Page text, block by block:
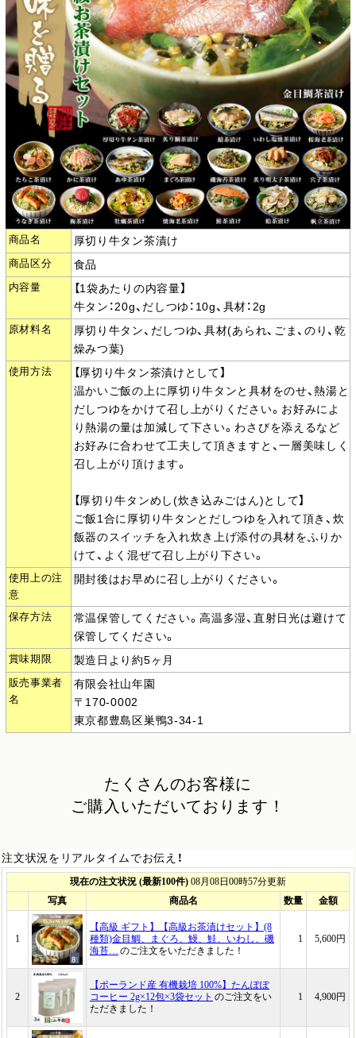
商品名 厚切り牛タン茶漬け
商品区分 食品
内容量
【1袋あたりの内容量】
牛タン：20g、だしつゆ：10g、具材：2g
原材料名
厚切り牛タン、だしつゆ、具材(あられ、ごま、のり、乾
燥みつ葉)
使用方法
【厚切り牛タン茶漬けとして】
温かいご飯の上に厚切り牛タンと具材をのせ、熱湯と
だしつゆをかけて召し上がりください。お好みによ
り熱湯の量は加減して下さい。わさびを添えるなど
お好みに合わせて工夫して頂きますと、一層美味しく
召し上がり頂けます。
【厚切り牛タンめし(炊き込みごはん)として】
ご飯1合に厚切り牛タンとだしつゆを入れて頂き、炊
飯器のスイッチを入れ炊き上げ添付の具材をふりか
けて、よく混ぜて召し上がり下さい。
使用上の注
意
開封後はお早めに召し上がりください。
保存方法
常温保管してください。高温多湿、直射日光は避けて
保管してください。
賞味期限 製造日より約5ヶ月
販売事業者
名
有限会社山年園
〒170-0002
東京都豊島区巣鴨3-34-1
たくさんのお客様に
ご購入いただいております！
注文状況をリアルタイムでお伝え！